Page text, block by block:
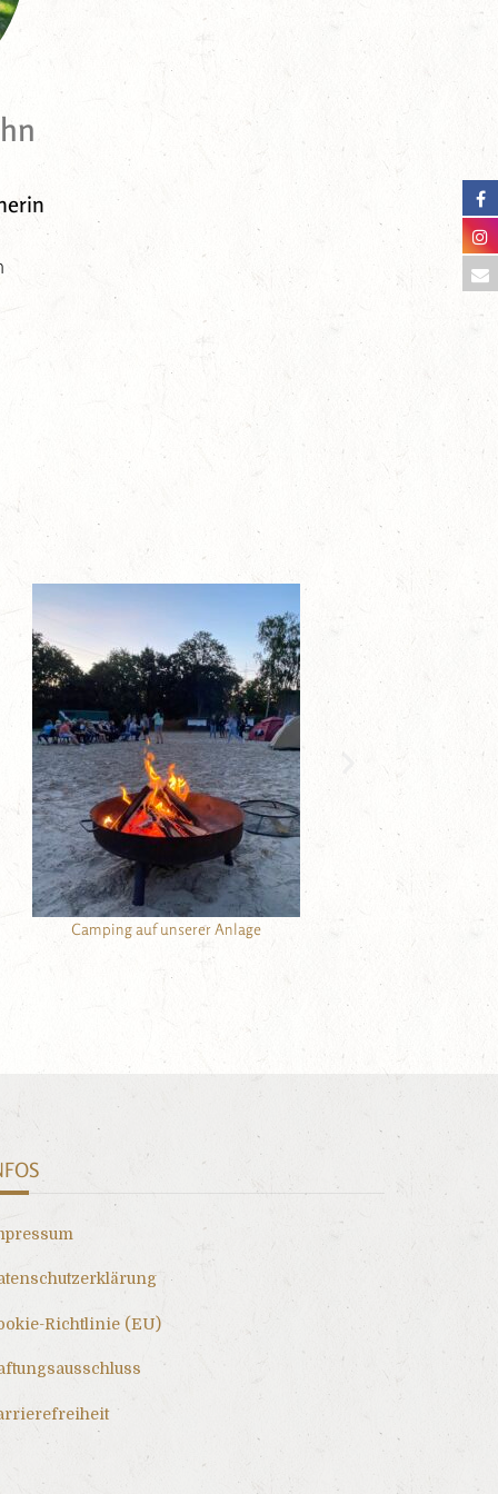
Besuch auf dem Kettler Hof
Richtlinie (EU)